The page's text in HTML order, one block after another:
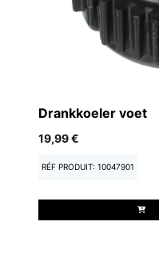
Drankkoeler voet
19,99 €
RÉF PRODUIT: 10047901